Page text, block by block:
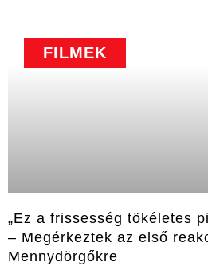
FILMEK
„Ez a frissesség tökéletes
– Megérkeztek az első
Mennydörgőkre